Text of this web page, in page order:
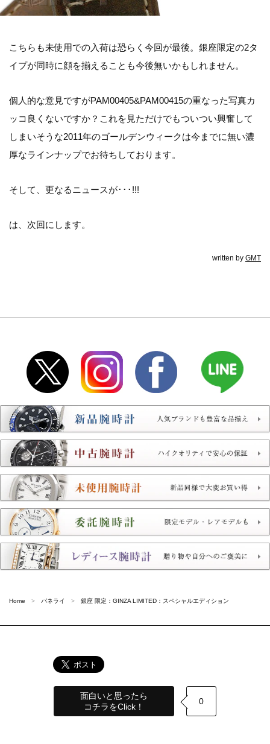
こちらも未使用での入荷は恐らく今回が最後。銀座限定の2タ
イプが同時に顔を揃えることも今後無いかもしれません。
個人的な意見ですがPAM00405&PAM00415の重なった写真カ
ッコ良くないですか？これを見ただけでもついつい興奮して
しまいそうな2011年のゴールデンウィークは今までに無い濃
厚なラインナップでお待ちしております。
そして、更なるニュースが･･･!!!
は、次回にします。
written by GMT
Home パネライ 銀座 限定：GINZA LIMITED：スペシャルエディション
面白いと思ったら
コチラをClick！
0